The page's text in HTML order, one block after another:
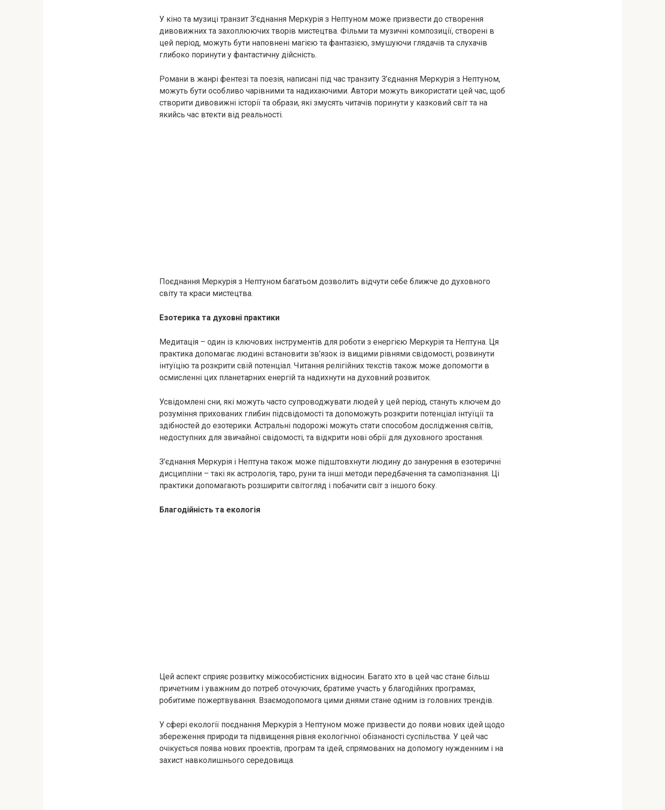
У кіно та музиці транзит З’єднання Меркурія з Нептуном може призвести до створення
дивовижних та захоплюючих творів мистецтва. Фільми та музичні композиції, створені в
цей період, можуть бути наповнені магією та фантазією, змушуючи глядачів та слухачів
глибоко поринути у фантастичну дійсність.
Романи в жанрі фентезі та поезія, написані під час транзиту З’єднання Меркурія з Нептуном,
можуть бути особливо чарівними та надихаючими. Автори можуть використати цей час, щоб
створити дивовижні історії та образи, які змусять читачів поринути у казковий світ та на
якийсь час втекти від реальності.
Поєднання Меркурія з Нептуном багатьом дозволить відчути себе ближче до духовного
світу та краси мистецтва.
Езотерика та духовні практики
Медитація – один із ключових інструментів для роботи з енергією Меркурія та Нептуна. Ця
практика допомагає людині встановити зв’язок із вищими рівнями свідомості, розвинути
інтуїцію та розкрити свій потенціал. Читання релігійних текстів також може допомогти в
осмисленні цих планетарних енергій та надихнути на духовний розвиток.
Усвідомлені сни, які можуть часто супроводжувати людей у цей період, стануть ключем до
розуміння прихованих глибин підсвідомості та допоможуть розкрити потенціал інтуїції та
здібностей до езотерики. Астральні подорожі можуть стати способом дослідження світів,
недоступних для звичайної свідомості, та відкрити нові обрії для духовного зростання.
З’єднання Меркурія і Нептуна також може підштовхнути людину до занурення в езотеричні
дисципліни – такі як астрологія, таро, руни та інші методи передбачення та самопізнання. Ці
практики допомагають розширити світогляд і побачити світ з іншого боку.
Благодійність та екологія
Цей аспект сприяє розвитку міжособистісних відносин. Багато хто в цей час стане більш
причетним і уважним до потреб оточуючих, братиме участь у благодійних програмах,
робитиме пожертвування. Взаємодопомога цими днями стане одним із головних трендів.
У сфері екології поєднання Меркурія з Нептуном може призвести до появи нових ідей щодо
збереження природи та підвищення рівня екологічної обізнаності суспільства. У цей час
очікується поява нових проектів, програм та ідей, спрямованих на допомогу нужденним і на
захист навколишнього середовища.